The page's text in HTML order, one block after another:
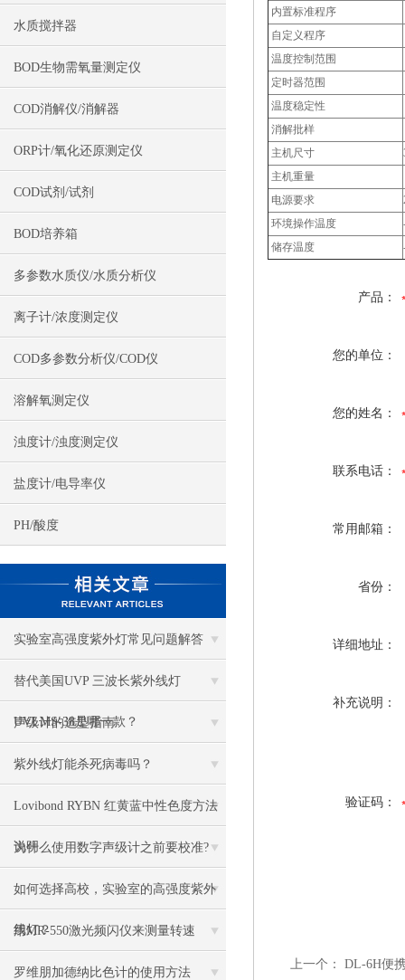
水质搅拌器
BOD生物需氧量测定仪
COD消解仪/消解器
ORP计/氧化还原测定仪
COD试剂/试剂
BOD培养箱
多参数水质仪/水质分析仪
离子计/浓度测定仪
COD多参数分析仪/COD仪
溶解氧测定仪
浊度计/浊度测定仪
盐度计/电导率仪
PH/酸度
实验室高强度紫外灯常见问题解答
替代美国UVP 三波长紫外线灯
UVLMS-38是哪一款？
声级计的选型指南
紫外线灯能杀死病毒吗？
Lovibond RYBN 红黄蓝中性色度方法
说明
为什么使用数字声级计之前要校准?
如何选择高校，实验室的高强度紫外
线灯？
用MR-550激光频闪仪来测量转速
罗维朋加德纳比色计的使用方法
内置标准程序
自定义程序
温度控制范围
定时器范围
温度稳定性
消解批样
主机尺寸
主机重量
电源要求
环境操作温度
储存温度
产品：
您的单位：
您的姓名：
联系电话：
常用邮箱：
省份：
详细地址：
补充说明：
验证码：
上一个： DL-6H便